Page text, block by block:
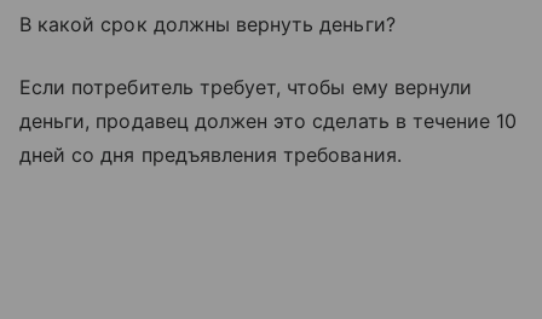
В какой срок должны вернуть деньги?
Если потребитель требует, чтобы ему вернули
деньги, продавец должен это сделать в течение 10
дней со дня предъявления требования.